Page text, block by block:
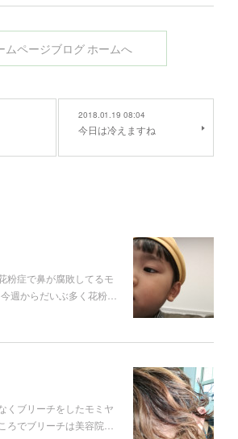
ムページブログ ホームへ
2018.01.19 08:04
今日は冷えますね
粉症で鼻が腐敗してるモ
週からだいぶ多く花粉…
くブリーチをしたモミヤ
ろでブリーチは美容院…